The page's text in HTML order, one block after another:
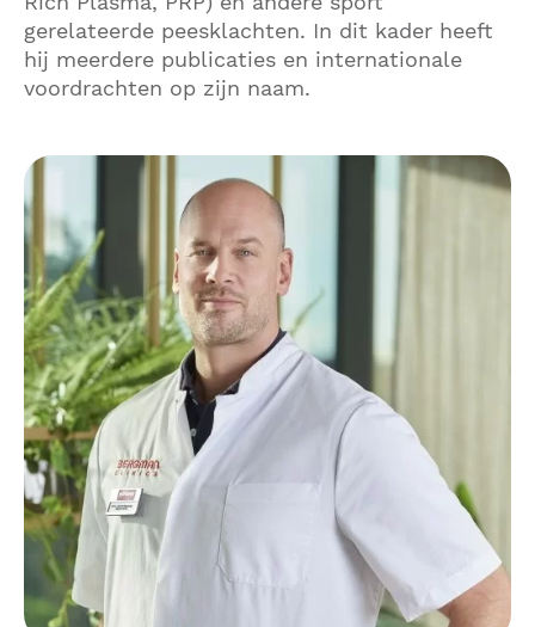
gerelateerde peesklachten. In dit kader heeft
hij meerdere publicaties en internationale
voordrachten op zijn naam.